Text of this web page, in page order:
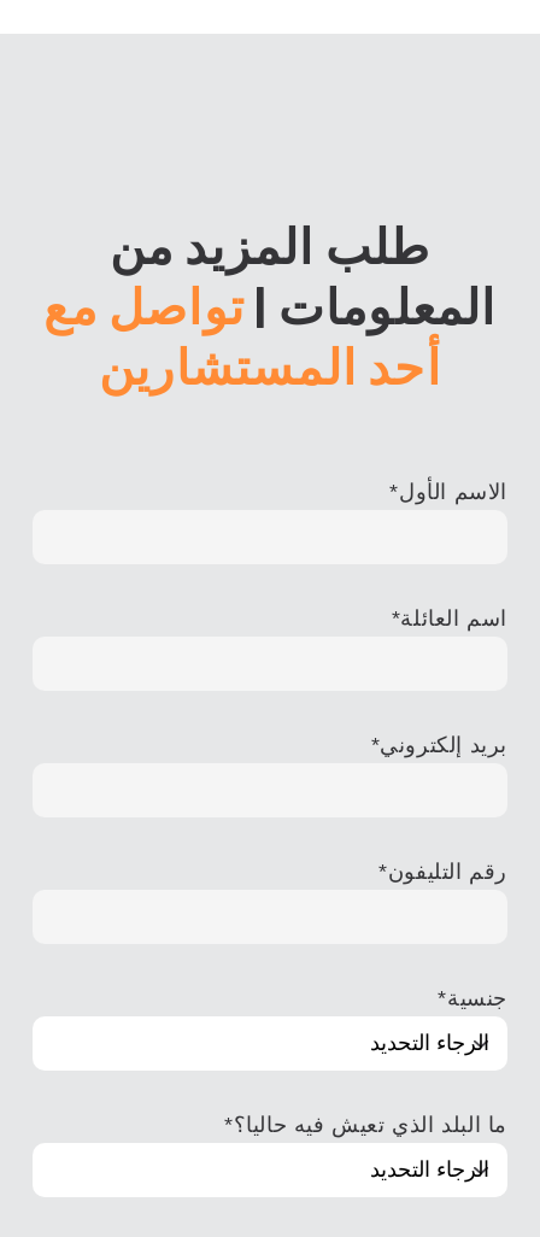
طلب المزيد من
المعلومات | تواصل مع
أحد المستشارين
الاسم الأول*
اسم العائلة*
بريد إلكتروني*
رقم التليفون*
جنسية*
ما البلد الذي تعيش فيه حاليا؟*